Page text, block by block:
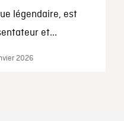
légendaire, est
et...
2026